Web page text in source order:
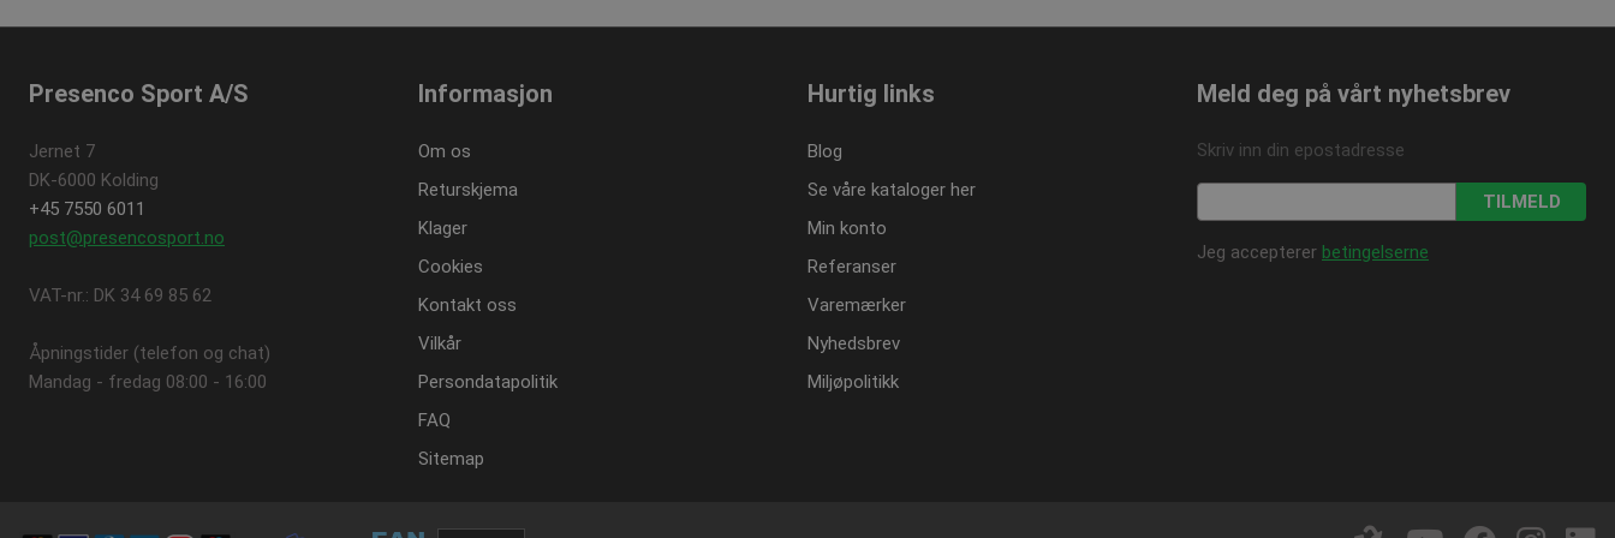
Presenco Sport A/S
Jernet 7
DK-6000 Kolding
+45 7550 6011
post@presencosport.no
VAT-nr.: DK 34 69 85 62
Åpningstider (telefon og chat)
Mandag - fredag ​​08:00 - 16:00
Informasjon
Om os
Returskjema
Klager
Cookies
Kontakt oss
Vilkår
Persondatapolitik
FAQ
Sitemap
Hurtig links
Blog
Se våre kataloger her
Min konto
Referanser
Varemærker
Nyhedsbrev
Miljøpolitikk
Meld deg på vårt nyhetsbrev
Skriv inn din epostadresse
TILMELD
Jeg accepterer betingelserne